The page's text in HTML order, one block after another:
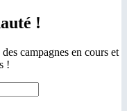
!
campagnes en cours et
!